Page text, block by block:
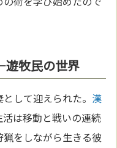
牧民の世界
して迎えられた。 漢
は移動と戦いの連続
をしながら生きる彼